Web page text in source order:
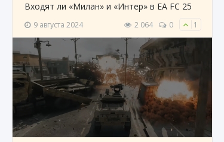
Входят ли «Милан» и «Интер» в EA FC 25
9 августа 2024 2 064 0 1